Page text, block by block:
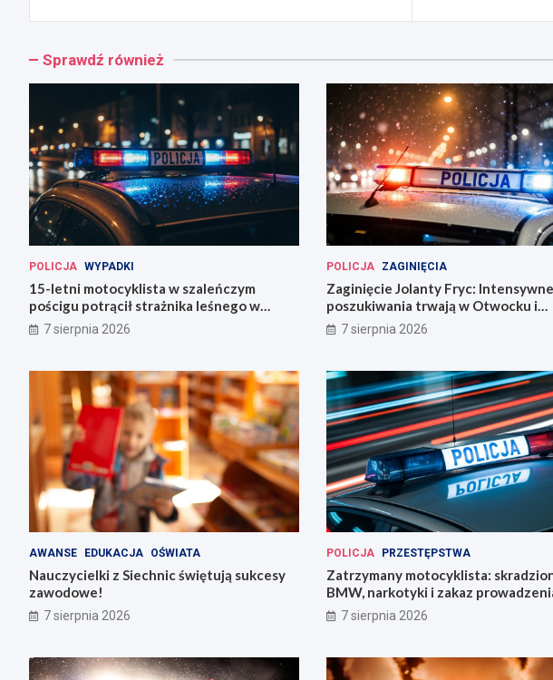
Sprawdź również
POLICJA WYPADKI
15-letni motocyklista w szaleńczym
pościgu potrącił strażnika leśnego w
Lwówku Śląskim
7 sierpnia 2026
POLICJA ZAGINIĘCIA
Zaginięcie Jolanty Fryc: Intensywne
poszukiwania trwają w Otwocku i
Wrocławiu
7 sierpnia 2026
AWANSE EDUKACJA OŚWIATA
Nauczycielki z Siechnic świętują sukcesy
zawodowe!
7 sierpnia 2026
POLICJA PRZESTĘPSTWA
Zatrzymany motocyklista:
BMW, narkotyki i zakaz
pojazdów
7 sierpnia 2026